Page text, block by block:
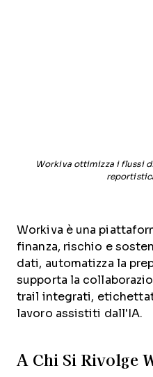
Workiva ottimizza i flussi
Workiva è una
finanza, rischio e
dati, automatizza la
supporta la
trail integrati,
lavoro assistiti dall'IA.
A Chi Si Rivolge